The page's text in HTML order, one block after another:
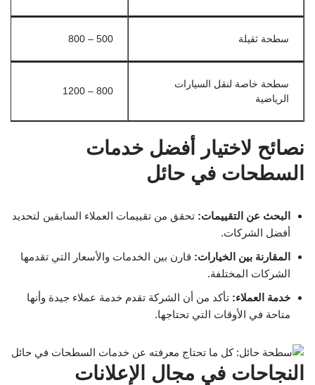
سطحة ثقيلة 500 – 800
سطحة خاصة لنقل السيارات
الرياضية
800 – 1200
نصائح لاختيار أفضل خدمات
السطحات في حائل
البحث عن التقييمات: تحقق من تقييمات العملاء السابقين لتحديد
أفضل الشركات.
المقارنة بين الخيارات: قارن بين الخدمات والأسعار التي تقدمها
الشركات المختلفة.
خدمة العملاء: تأكد من أن الشركة تقدم خدمة عملاء جيدة وأنها
متاحة في الأوقات التي تحتاجها.
النجاحات في مجال الإعلانات